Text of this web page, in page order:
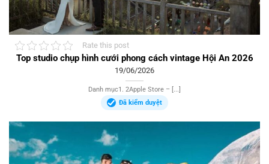
Rate this post
Top studio chụp hình cưới phong cách vintage Hội An 2026
19/06/2026
Danh mục1. 2Apple Store – [...]
Đã kiểm duyệt